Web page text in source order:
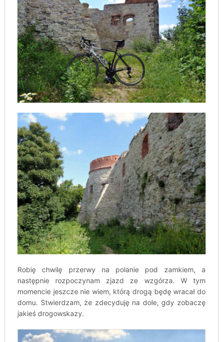
Robię chwilę przerwy na polanie pod zamkiem, a
następnie rozpoczynam zjazd ze wzgórza. W tym
momencie jeszcze nie wiem, którą drogą będę wracał do
domu. Stwierdzam, że zdecyduję na dole, gdy zobaczę
jakieś drogowskazy.